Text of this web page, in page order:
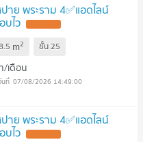
าย พระราม 4✅แอดไลน์
ไว
m2 ชั้น25
/เดือน
07/08/2026 14:49:00
าย พระราม 4✅แอดไลน์
ไว